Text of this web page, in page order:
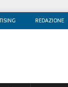
REDAZIONE